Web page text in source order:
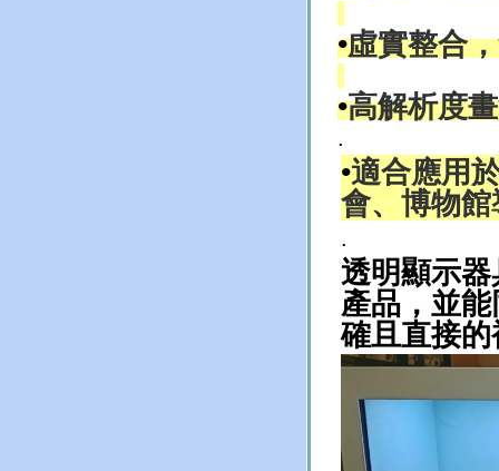
•虛實整合
•高解析度
.
•適合應用
會、博物館
.
透明顯示
產品，並
確且直接